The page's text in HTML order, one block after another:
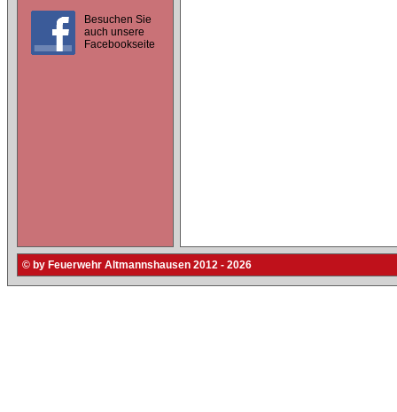
Besuchen Sie
auch unsere
Facebookseite
© by Feuerwehr Altmannshausen 2012 - 2026